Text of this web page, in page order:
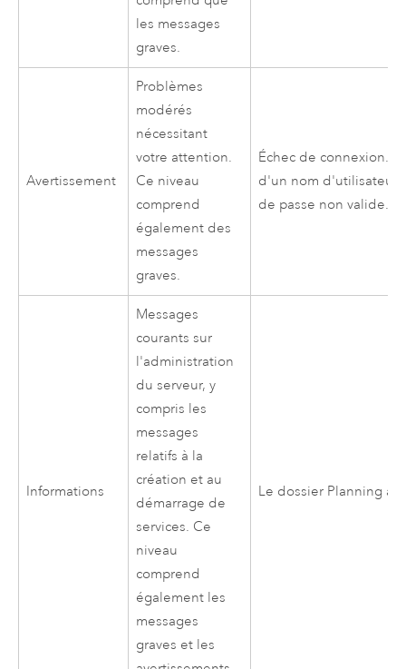
les messages
graves.
Avertissement
Problèmes
modérés
nécessitant
votre attention.
Ce niveau
comprend
également des
messages
graves.
Échec de connexion.
d'un nom d'utilisateur
de passe non valide.
Informations
Messages
courants sur
l'administration
du serveur, y
compris les
messages
relatifs à la
création et au
démarrage de
services. Ce
niveau
comprend
également les
messages
graves et les
Le dossier Planning a